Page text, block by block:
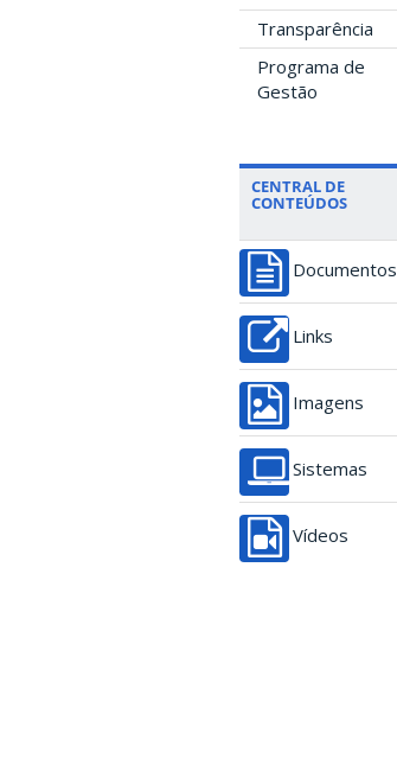
Transparência
Programa de
Gestão
CENTRAL DE
CONTEÚDOS
Documentos
Links
Imagens
Sistemas
Vídeos